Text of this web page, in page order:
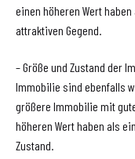
einen höheren Wert
attraktiven Gegend.
– Größe und Zustand der
Immobilie sind ebenfalls
größere Immobilie mit
höheren Wert haben als
Zustand.